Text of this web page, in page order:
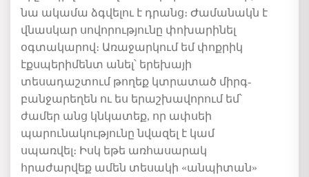
նա ակամա ձգվելու է դրանց։ Ժամանակն է
վնասկար սովորությունը փոխարինել
օգտակարով։ Առաջարկում եմ փոքրիկ
էքսպերիմենտ անել՝ երեխայի
տեսադաշտում թողեք կտրատած միրգ-
բանջարեղեն ու ես երաշխավորում եմ՝
ժամեր անց կնկատեք, որ ափսեի
պարունակությունը նվազել է կամ
սպառվել։ Իսկ եթե առհասարակ
հրաժարվեք ամեն տեսակի «անպիտան»